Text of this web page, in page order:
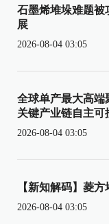
石墨烯堆垛难题被
展
2026-08-04 03:05
全球单产最大高端
关键产业链自主可
2026-08-04 03:05
【新知解码】菱
2026-08-04 03:05